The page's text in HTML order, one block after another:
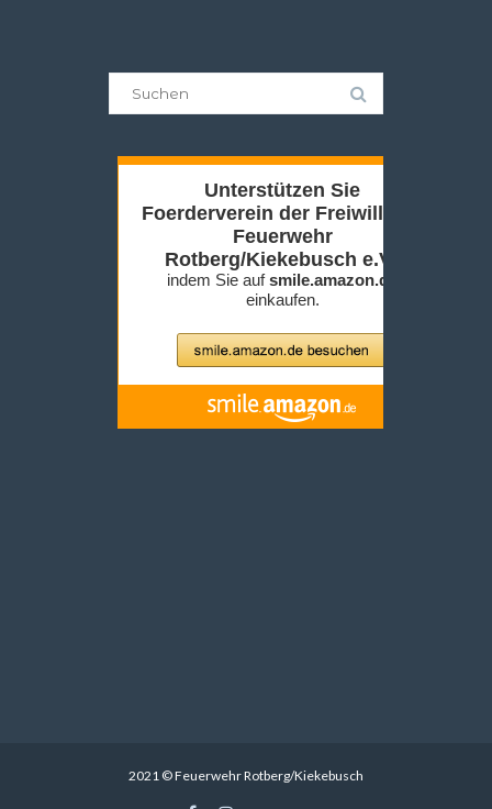
2021 © Feuerwehr Rotberg/Kiekebusch